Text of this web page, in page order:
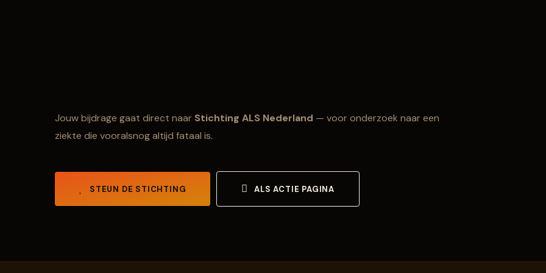
Jouw bijdrage gaat direct naar Stichting ALS Nederland — voor onderzoek naar een
ziekte die vooralsnog altijd fataal is.
STEUN DE STICHTING ALS ACTIE PAGINA